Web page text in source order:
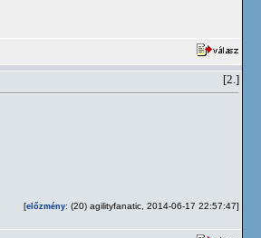
[2.]
[előzmény: (20) agilityfanatic, 2014-06-17 22:57:47]